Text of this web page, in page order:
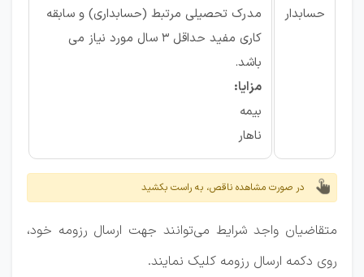
حسابدار
مدرک تحصیلی مرتبط (حسابداری) و سابقه
کاری مفید حداقل 3 سال مورد نیاز می
باشد.
مزایا:
بیمه
ناهار
در صورت مشاهده ناقص، به راست بکشید
متقاضیان واجد شرایط می‌توانند جهت ارسال رزومه خود،
روی دکمه ارسال رزومه کلیک نمایند.